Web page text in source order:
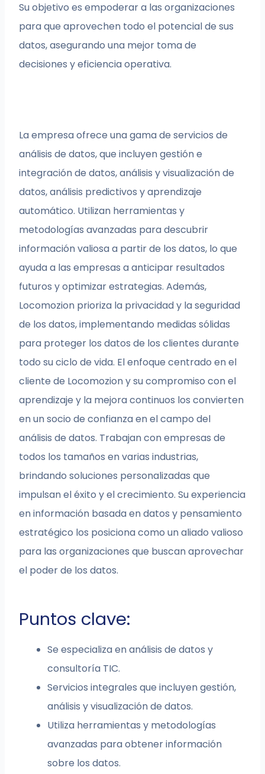
Su objetivo es empoderar a las organizaciones
para que aprovechen todo el potencial de sus
datos, asegurando una mejor toma de
decisiones y eficiencia operativa.
La empresa ofrece una gama de servicios de
análisis de datos, que incluyen gestión e
integración de datos, análisis y visualización de
datos, análisis predictivos y aprendizaje
automático. Utilizan herramientas y
metodologías avanzadas para descubrir
información valiosa a partir de los datos, lo que
ayuda a las empresas a anticipar resultados
futuros y optimizar estrategias. Además,
Locomozion prioriza la privacidad y la seguridad
de los datos, implementando medidas sólidas
para proteger los datos de los clientes durante
todo su ciclo de vida. El enfoque centrado en el
cliente de Locomozion y su compromiso con el
aprendizaje y la mejora continuos los convierten
en un socio de confianza en el campo del
análisis de datos. Trabajan con empresas de
todos los tamaños en varias industrias,
brindando soluciones personalizadas que
impulsan el éxito y el crecimiento. Su experiencia
en información basada en datos y pensamiento
estratégico los posiciona como un aliado valioso
para las organizaciones que buscan aprovechar
el poder de los datos.
Puntos clave:
Se especializa en análisis de datos y
consultoría TIC.
Servicios integrales que incluyen gestión,
análisis y visualización de datos.
Utiliza herramientas y metodologías
avanzadas para obtener información
sobre los datos.